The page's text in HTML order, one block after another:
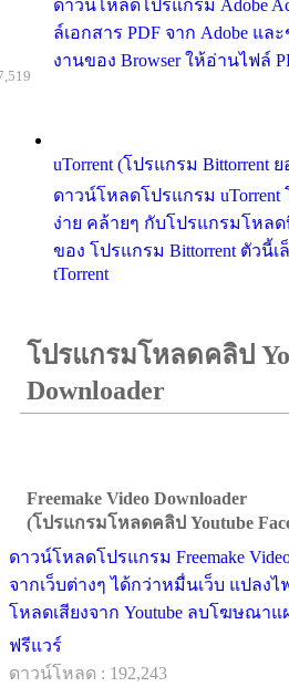
ดาวน์โหลดโปรแกรม Adobe
ล์เอกสาร PDF จาก Adobe แ
งานของ Browser ให้อ่านไฟล์
uTorrent (โปรแกรม Bittorrent
ดาวน์โหลดโปรแกรม uTorrent
ง่าย คล้ายๆ กับโปรแกรมโหล
ของ โปรแกรม Bittorrent ตัวนี้
tTorrent
โปรแกรมโหลดคลิป
Downloader
Freemake Video Downloader
(โปรแกรมโหลดคลิป Youtube
ดาวน์โหลดโปรแกรม Freemake
จากเว็บต่างๆ ได้กว่าหมื่นเว็บ แปลง
โหลดเสียงจาก Youtube ลบโฆษณาแฝ
ฟรีแวร์
ดาวน์โหลด : 192,243